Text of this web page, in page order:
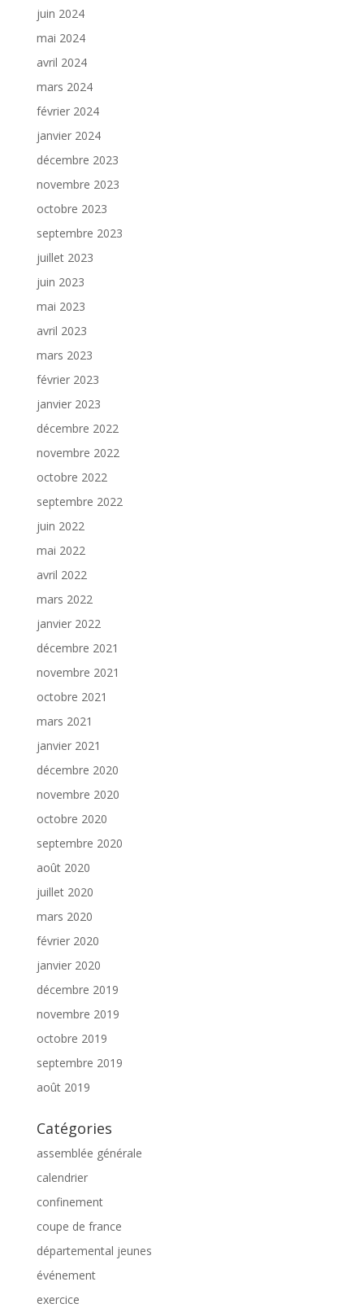
juin 2024
mai 2024
avril 2024
mars 2024
février 2024
janvier 2024
décembre 2023
novembre 2023
octobre 2023
septembre 2023
juillet 2023
juin 2023
mai 2023
avril 2023
mars 2023
février 2023
janvier 2023
décembre 2022
novembre 2022
octobre 2022
septembre 2022
juin 2022
mai 2022
avril 2022
mars 2022
janvier 2022
décembre 2021
novembre 2021
octobre 2021
mars 2021
janvier 2021
décembre 2020
novembre 2020
octobre 2020
septembre 2020
août 2020
juillet 2020
mars 2020
février 2020
janvier 2020
décembre 2019
novembre 2019
octobre 2019
septembre 2019
août 2019
Catégories
assemblée générale
calendrier
confinement
coupe de france
départemental jeunes
événement
exercice